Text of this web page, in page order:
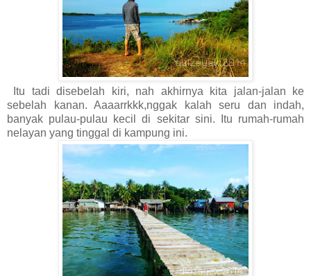
Itu tadi disebelah kiri, nah akhirnya kita jalan-jalan ke
sebelah kanan. Aaaarrkkk,nggak kalah seru dan indah,
banyak pulau-pulau kecil di sekitar sini. Itu rumah-rumah
nelayan yang tinggal di kampung ini.